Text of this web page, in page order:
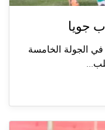
جويا
الأنصار على جويا الرياضي 2-1، في الجولة الخامسة